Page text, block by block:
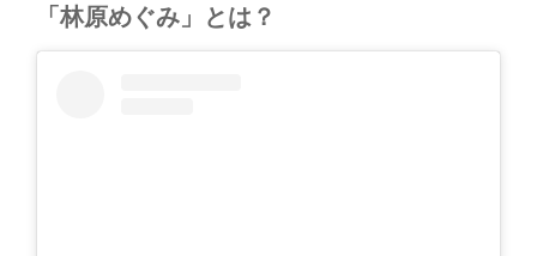
「林原めぐみ 」 とは？